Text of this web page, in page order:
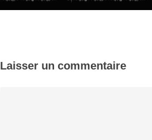
Laisser un commentaire